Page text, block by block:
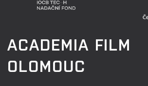
ACADEMIA FILM
OLOMOUC